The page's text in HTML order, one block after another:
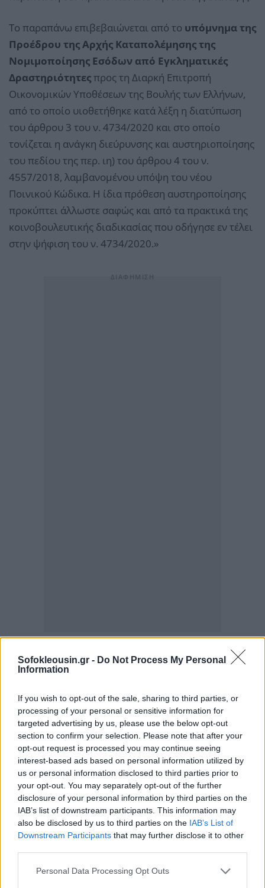
Sofokleousin.gr - Do Not Process My Personal
Information
If you wish to opt-out of the sale, sharing to third parties, or
processing of your personal or sensitive information for
targeted advertising by us, please use the below opt-out
section to confirm your selection. Please note that after your
opt-out request is processed you may continue seeing
interest-based ads based on personal information utilized by
us or personal information disclosed to third parties prior to
your opt-out. You may separately opt-out of the further
disclosure of your personal information by third parties on the
IAB’s list of downstream participants. This information may
also be disclosed by us to third parties on the IAB’s List of
Downstream Participants that may further disclose it to other
Personal Data Processing Opt Outs
Το παραπάνω επιβεβαιώνεται από το υπόμνημα της
Προέδρου της Αρχής Καταπολέμησης της
Νομιμοποίησης Εσόδων από Εγκληματικές
Δραστηριότητεςπρος τη Διαρκή Επιτροπή
Οικονομικών Υποθέσεων της Βουλής των Ελλήνων,
από το οποίο υιοθετήθηκε κατά λέξη η διατύπωση
του άρθρου 3 του ν. 4734/2020 και στο οποίο
τονίζεται η ανάγκη διεύρυνσης και αυστηριοποίησης
του πεδίου της περ. ιη) του άρθρου 4 του ν.
4557/2018, λαμβανομένου υπόψη του νέου
Ποινικού Κώδικα. Η ίδια πρόθεση αυστηροποίησης
προκύπτει άλλωστε σαφώς και από τα πρακτικά της
κοινοβουλευτικής διαδικασίας που οδήγησε εν τέλει
στην ψήφιση του ν. 4734/2020.»
Υπενθυμίζεται πως ο νέος νόμος 4734/2020,
θυρίδων, κινήσεων πιστωτικών καρτών και δανείων
σε βάθος μιας δεκαετίας,από 8 διωκτικές Αρχές
τους ελέγχους αυτούς, αίρεται τραπεζικό,
επαγγελματικό και όποιο απόρρητο έναντι των
δημοσίων υπηρεσιών.
Η σχετική διάταξη καθιστά σαφές, πως ο έλεγχος των
τραπεζικών καταθέσεων και άλλων
χρηματοοικονομικών επενδύσεων, των θυρίδων, των
υποβολή του αιτήματος της αρμόδιας Αρχής